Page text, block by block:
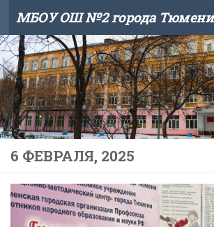
Skip to content
МБОУ ОШ №2 города Тюмени
6 ФЕВРАЛЯ, 2025